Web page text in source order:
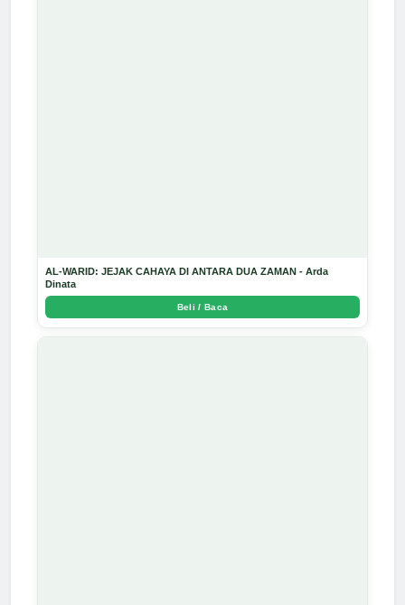
AL-WARID: JEJAK CAHAYA DI ANTARA DUA ZAMAN - Arda
Dinata
Beli / Baca